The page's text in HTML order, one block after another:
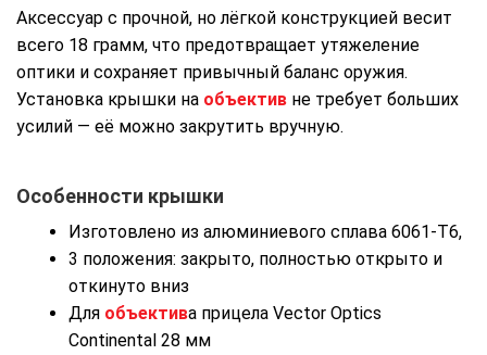
Аксессуар с прочной, но лёгкой конструкцией весит
всего 18 грамм, что предотвращает утяжеление
оптики и сохраняет привычный баланс оружия.
Установка крышки на объектив не требует больших
усилий — её можно закрутить вручную.
Особенности крышки
Изготовлено из алюминиевого сплава 6061-T6,
3 положения: закрыто, полностью открыто и
откинуто вниз
Для объектива прицела Vector Optics
Continental 28 мм